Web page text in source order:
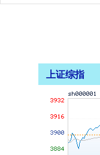
上证综指